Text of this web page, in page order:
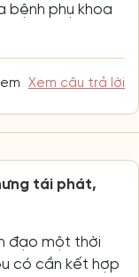
bệnh phụ khoa
Xem câu trả lời
tái phát,
đạo một thời
có cần kết hợp